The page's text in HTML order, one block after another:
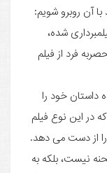
آن روبرو شویم:
شده،
فرد از فیلم
داستان خود را
در این نوع فیلم
را از دست می دهد.
نیست، بلکه به